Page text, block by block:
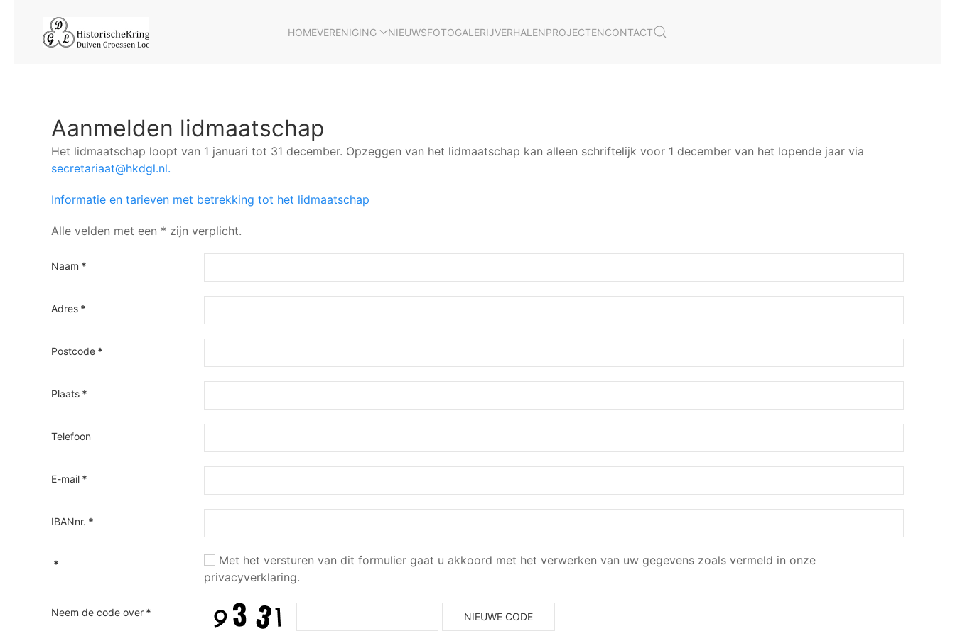
Terug naar hoofdinhoud HOMEVERENIGING NIEUWSFOTOGALERIJVERHALENPROJECTENCONTACT
Aanmelden lidmaatschap
Het lidmaatschap loopt van 1 januari tot 31 december. Opzeggen van het lidmaatschap kan alleen schriftelijk voor 1 december van het lopende jaar via
secretariaat@hkdgl.nl.
Informatie en tarieven met betrekking tot het lidmaatschap
Alle velden met een * zijn verplicht.
Naam *
Adres *
Postcode *
Plaats *
Telefoon
E-mail *
IBANnr. *
*
Met het versturen van dit formulier gaat u akkoord met het verwerken van uw gegevens zoals vermeld in onze
privacyverklaring.
Neem de code over * NIEUWE CODE